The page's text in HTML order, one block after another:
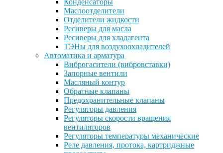
Конденсаторы
Маслоотделители
Отделители жидкости
Ресиверы для масла
Ресиверы для хладагента
ТЭНы для воздухоохладителей
Автоматика и арматура
Виброгасители (вибровставки)
Запорные вентили
Масляный контур
Обратные клапаны
Предохранительные клапаны
Регуляторы давления
Регуляторы скорости вращения
вентиляторов
Регуляторы температуры механические
Реле давления, протока, картриджные